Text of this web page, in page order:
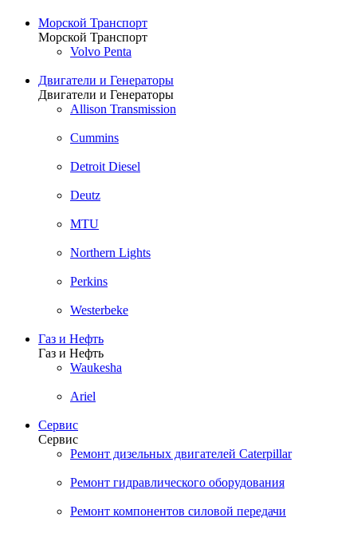
Морской Транспорт
Морской Транспорт
Volvo Penta
Двигатели и Генераторы
Двигатели и Генераторы
Allison Transmission
Cummins
Detroit Diesel
Deutz
MTU
Northern Lights
Perkins
Westerbeke
Газ и Нефть
Газ и Нефть
Waukesha
Ariel
Сервис
Сервис
Ремонт дизельных двигателей Caterpillar
Ремонт гидравлического оборудования
Ремонт компонентов силовой передачи